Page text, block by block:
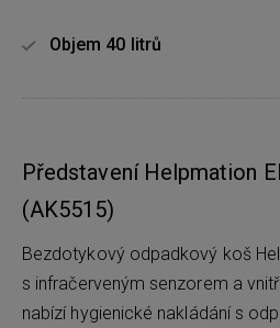
Objem 40 litrů
Představení Helpmation
(AK5515)
Bezdotykový odpadkový koš
s infračerveným senzorem a
nabízí hygienické nakládání s